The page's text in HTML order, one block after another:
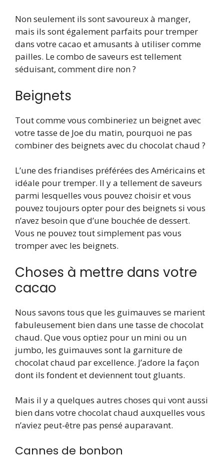
Non seulement ils sont savoureux à manger,
mais ils sont également parfaits pour tremper
dans votre cacao et amusants à utiliser comme
pailles. Le combo de saveurs est tellement
séduisant, comment dire non ?
Beignets
Tout comme vous combineriez un beignet avec
votre tasse de Joe du matin, pourquoi ne pas
combiner des beignets avec du chocolat chaud ?
L’une des friandises préférées des Américains et
idéale pour tremper. Il y a tellement de saveurs
parmi lesquelles vous pouvez choisir et vous
pouvez toujours opter pour des beignets si vous
n’avez besoin que d’une bouchée de dessert.
Vous ne pouvez tout simplement pas vous
tromper avec les beignets.
Choses à mettre dans votre
cacao
Nous savons tous que les guimauves se marient
fabuleusement bien dans une tasse de chocolat
chaud. Que vous optiez pour un mini ou un
jumbo, les guimauves sont la garniture de
chocolat chaud par excellence. J’adore la façon
dont ils fondent et deviennent tout gluants.
Mais il y a quelques autres choses qui vont aussi
bien dans votre chocolat chaud auxquelles vous
n’aviez peut-être pas pensé auparavant.
Cannes de bonbon